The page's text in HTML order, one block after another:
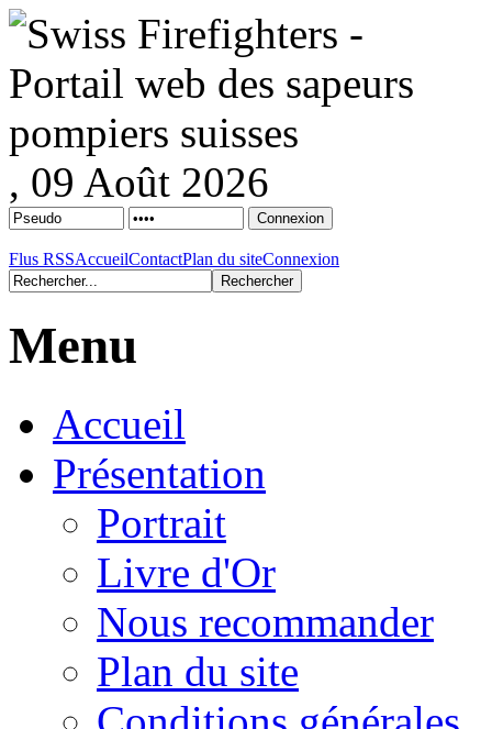
, 09 Août 2026
Flus RSSAccueilContactPlan du siteConnexion
Menu
Accueil
Présentation
Portrait
Livre d'Or
Nous recommander
Plan du site